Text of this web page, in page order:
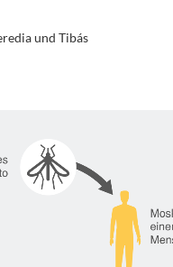
und Tibás